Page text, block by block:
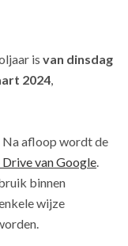
is van dinsdag
2024,
Na afloop wordt de
Drive van Google.
binnen
wijze